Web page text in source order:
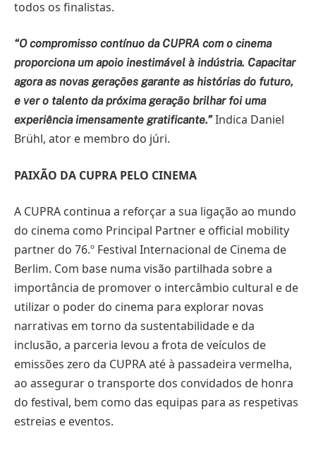
todos os finalistas.
“O compromisso contínuo da CUPRA com o cinema
proporciona um apoio inestimável à indústria. Capacitar
agora as novas gerações garante as histórias do futuro,
e ver o talento da próxima geração brilhar foi uma
experiência imensamente gratificante.”Indica Daniel
Brühl, ator e membro do júri.
PAIXÃO DA CUPRA PELO CINEMA
A CUPRA continua a reforçar a sua ligação ao mundo
do cinema como Principal Partner e official mobility
partner do 76.º Festival Internacional de Cinema de
Berlim. Com base numa visão partilhada sobre a
importância de promover o intercâmbio cultural e de
utilizar o poder do cinema para explorar novas
narrativas em torno da sustentabilidade e da
inclusão, a parceria levou a frota de veículos de
emissões zero da CUPRA até à passadeira vermelha,
ao assegurar o transporte dos convidados de honra
do festival, bem como das equipas para as respetivas
estreias e eventos.